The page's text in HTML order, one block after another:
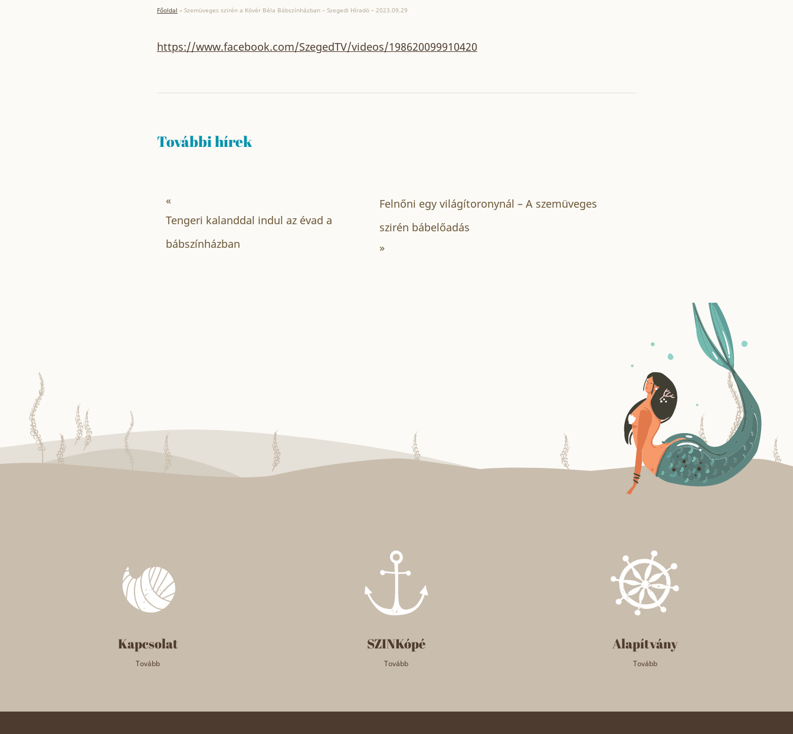
Főoldal » Szemüveges szirén a Kövér Béla Bábszínházban – Szegedi Híradó – 2023.09.29
https://www.facebook.com/SzegedTV/videos/198620099910420
További hírek
«
Tengeri kalanddal indul az évad a
bábszínházban
Felnőni egy világítoronynál – A szemüveges
szirén bábelőadás
»
Kapcsolat
Tovább
SZINKópé
Tovább
Alapítvány
Tovább